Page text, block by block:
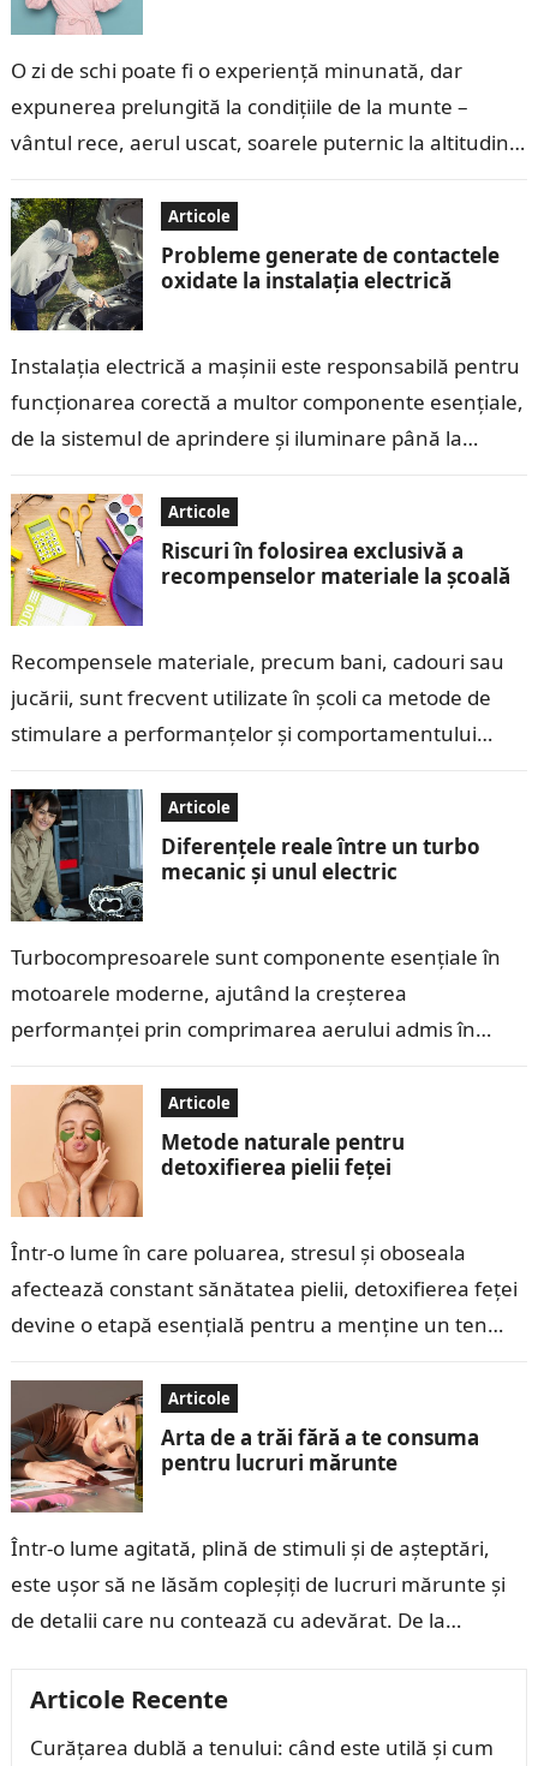
O zi de schi poate fi o experiență minunată, dar
expunerea prelungită la condițiile de la munte –
vântul rece, aerul uscat, soarele puternic la altitudini
Articole
Probleme generate de contactele
oxidate la instalația electrică
Instalația electrică a mașinii este responsabilă pentru
funcționarea corectă a multor componente esențiale,
de la sistemul de aprindere și iluminare până la
electrice, care…
Articole
Riscuri în folosirea exclusivă a
recompenselor materiale la școală
Recompensele materiale, precum bani, cadouri sau
jucării, sunt frecvent utilizate în școli ca metode de
stimulare a performanțelor și comportamentului
pe…
Articole
Diferențele reale între un turbo
mecanic și unul electric
Turbocompresoarele sunt componente esențiale în
motoarele moderne, ajutând la creșterea
performanței prin comprimarea aerului admis în
pe piață au…
Articole
Metode naturale pentru
detoxifierea pielii feței
Într-o lume în care poluarea, stresul și oboseala
afectează constant sănătatea pielii, detoxifierea feței
devine o etapă esențială pentru a menține un ten
Articole
Arta de a trăi fără a te consuma
pentru lucruri mărunte
Într-o lume agitată, plină de stimuli și de așteptări,
este ușor să ne lăsăm copleșiți de lucruri mărunte și
de detalii care nu contează cu adevărat. De la…
Articole Recente
Curățarea dublă a tenului: când este utilă și cum